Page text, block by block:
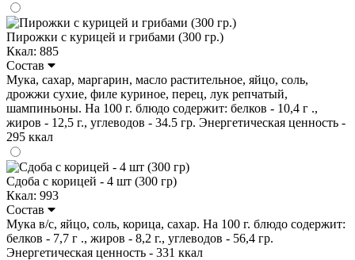
Пирожки с курицей и грибами (300 гр.)
Ккал: 885
Состав
Мука, сахар, маргарин, масло растительное, яйцо, соль,
дрожжи сухие, филе куриное, перец, лук репчатый,
шампиньоны. На 100 г. блюдо содержит: белков - 10,4 г .,
жиров - 12,5 г., углеводов - 34.5 гр. Энергетическая ценность -
295 ккал
Сдоба с корицей - 4 шт (300 гр)
Ккал: 993
Состав
Мука в/с, яйцо, соль, корица, сахар. На 100 г. блюдо содержит:
белков - 7,7 г ., жиров - 8,2 г., углеводов - 56,4 гр.
Энергетическая ценность - 331 ккал